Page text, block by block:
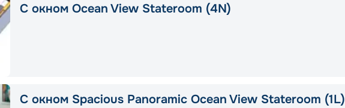
С окном Ocean View Stateroom (4N)
С окном Spacious Panoramic Ocean View Stateroom (1L)